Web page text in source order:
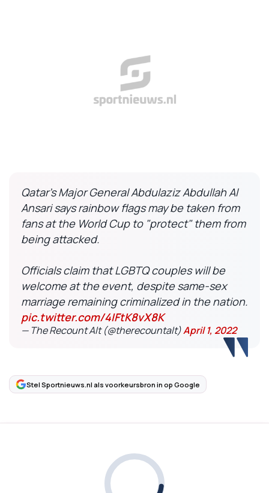
Qatar’s Major General Abdulaziz Abdullah Al
Ansari says rainbow flags may be taken from
fans at the World Cup to "protect" them from
being attacked.
Officials claim that LGBTQ couples will be
welcome at the event, despite same-sex
marriage remaining criminalized in the nation.
pic.twitter.com/4IFtK8vX8K
— The Recount Alt (@therecountalt)April 1, 2022
Stel Sportnieuws.nl als voorkeursbron in op Google